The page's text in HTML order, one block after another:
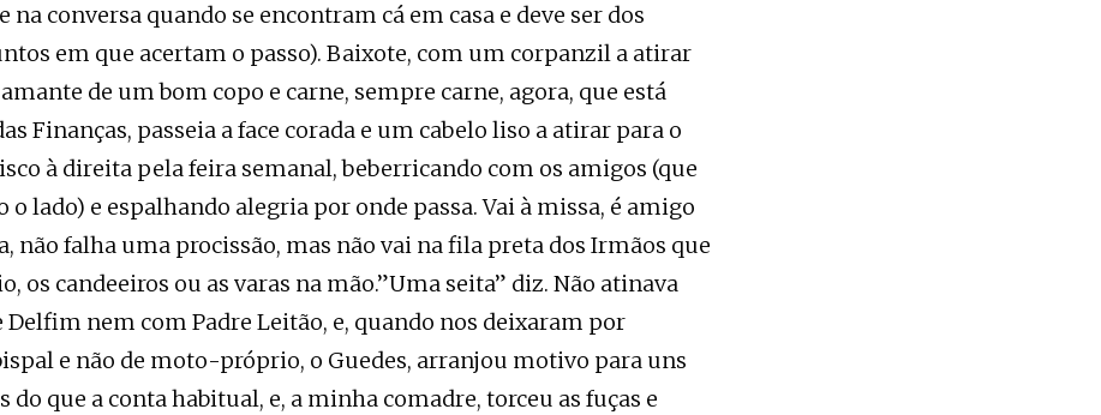
na conversa quando se encontram cá em casa e deve ser dos
em que acertam o passo). Baixote, com um corpanzil a atirar
de um bom copo e carne, sempre carne, agora, que está
Finanças, passeia a face corada e um cabelo liso a atirar para o
à direita pela feira semanal, beberricando com os amigos (que
o lado) e espalhando alegria por onde passa. Vai à missa, é amigo
não falha uma procissão, mas não vai na fila preta dos Irmãos que
os candeeiros ou as varas na mão.”Uma seita” diz. Não atinava
Delfim nem com Padre Leitão, e, quando nos deixaram por
e não de moto-próprio, o Guedes, arranjou motivo para uns
do que a conta habitual, e, a minha comadre, torceu as fuças e